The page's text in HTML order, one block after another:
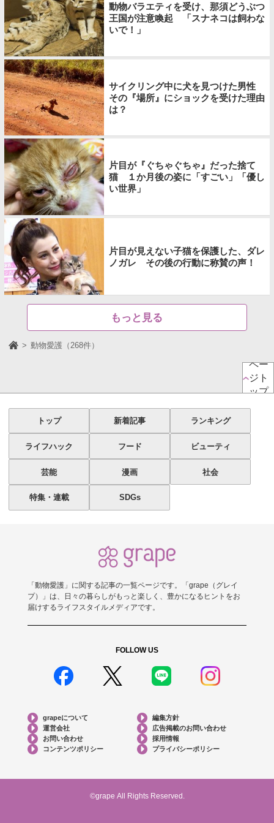
動物バラエティを受け、那須どうぶつ
王国が注意喚起 「スナネコは飼わな
いで！」
サイクリング中に犬を見つけた男性
その『場所』にショックを受けた理由
は？
片目が『ぐちゃぐちゃ』だった捨て
猫 １か月後の姿に「すごい」「優し
い世界」
片目が見えない子猫を保護した、ダレ
ノガレ その後の行動に称賛の声！
もっと見る
動物愛護（268件）
ペー
ジト
ップ
トップ 新着記事 ランキング
ライフハック フード ビューティ
芸能 漫画 社会
特集・連載 SDGs
「動物愛護」に関する記事の一覧ページです。「grape（グレイ
プ）」は、日々の暮らしがもっと楽しく、豊かになるヒントをお
届けするライフスタイルメディアです。
FOLLOW US
grapeについて
編集方針
運営会社
広告掲載のお問い合わせ
お問い合わせ
採用情報
コンテンツポリシー
プライバシーポリシー
©grape All Rights Reserved.